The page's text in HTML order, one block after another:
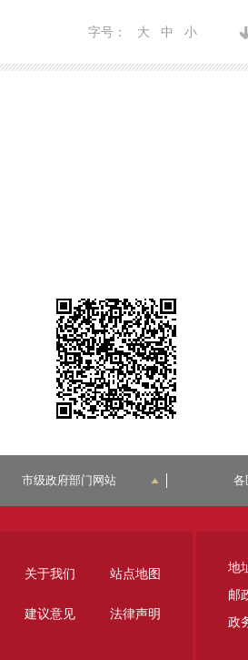
字号： 大 中 小
市级政府部门网站 各
地
邮
政
关于我们 站点地图
建议意见 法律声明